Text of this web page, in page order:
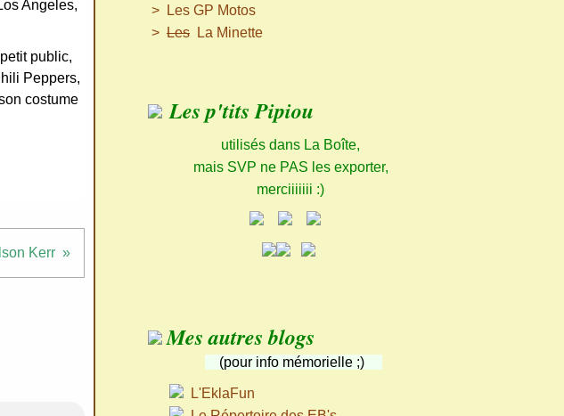
Angeles,
public,
Peppers,
costume
Kerr
>
Les GP Motos
> Les La Minette
Les p'tits Pipiou
utilisés dans La Boîte,
mais SVP ne PAS les exporter,
merciiiiiii :)
Mes autres blogs
(pour info mémorielle ;)
L'EklaFun